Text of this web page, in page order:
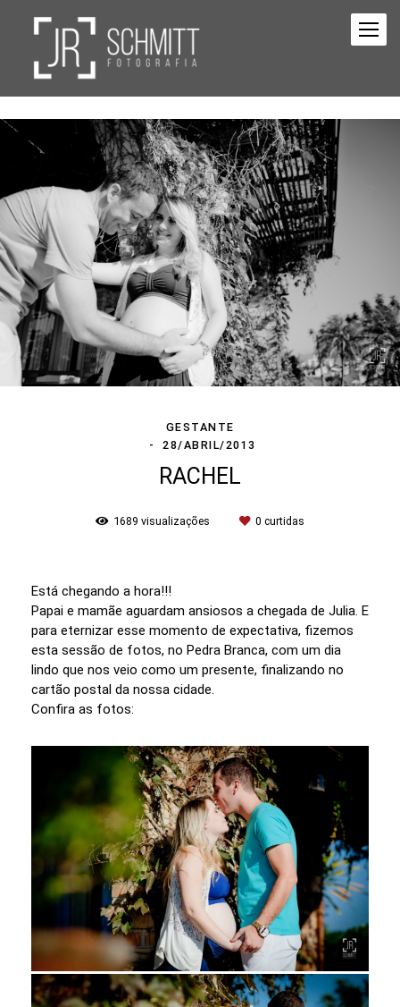
GESTANTE
28/ABRIL/2013
RACHEL
1689 visualizações 0 curtidas
Está chegando a hora!!!
Papai e mamãe aguardam ansiosos a chegada de Julia. E
para eternizar esse momento de expectativa, fizemos
esta sessão de fotos, no Pedra Branca, com um dia
lindo que nos veio como um presente, finalizando no
cartão postal da nossa cidade.
Confira as fotos: